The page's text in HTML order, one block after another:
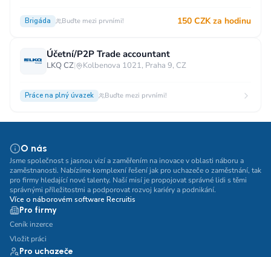
Brigáda Buďte mezi prvními! 150 CZK za hodinu
Účetní/P2P Trade accountant
LKQ CZ| Kolbenova 1021, Praha 9, CZ
Práce na plný úvazek Buďte mezi prvními!
O nás
Jsme společnost s jasnou vizí a zaměřením na inovace v oblasti náboru a
zaměstnanosti. Nabízíme komplexní řešení jak pro uchazeče o zaměstnání, tak
pro firmy hledající nové talenty. Naší misí je propojovat správné lidi s těmi
správnými příležitostmi a podporovat rozvoj kariéry a podnikání.
Více o náborovém software Recruitis
Pro firmy
Ceník inzerce
Vložit práci
Pro uchazeče